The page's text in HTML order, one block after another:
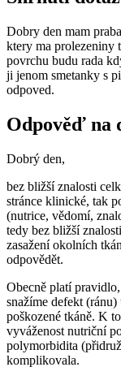
Dobry den mam
ktery ma prolezeniny
povrchu budu rada
ji jenom smetanky s
odpoved.
Odpověď na
Dobrý den,
bez bližší znalosti
stránce klinické, tak
(nutrice, vědomí,
tedy bez bližší
zasažení okolních
odpovědět.
Obecně platí
snažíme defekt
poškozené tkáně. K
vyváženost nutriční
polymorbidita
komplikovala.